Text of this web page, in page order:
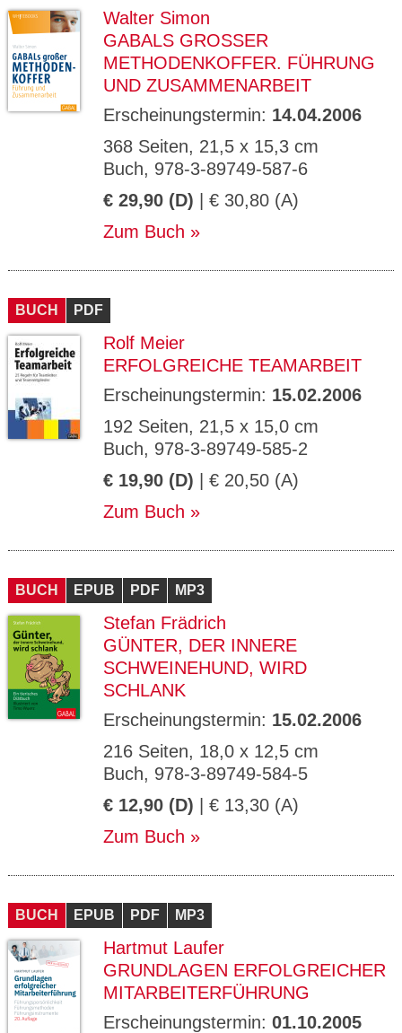
Walter Simon
GABALS GROSSER M
ETHODENKOFFER. FÜHRUNG U
ND ZUSAMMENARBEIT
Erscheinungstermin: 14.04.2006
368 Seiten, 21,5 x 15,3 cm
Buch, 978-3-89749-587-6
€ 29,90 (D) | € 30,80 (A)
Zum Buch
BUCH PDF
Rolf Meier
ERFOLGREICHE TEAMARBEIT
Erscheinungstermin: 15.02.2006
192 Seiten, 21,5 x 15,0 cm
Buch, 978-3-89749-585-2
€ 19,90 (D) | € 20,50 (A)
Zum Buch
BUCH EPUB PDF MP3
Stefan Frädrich
GÜNTER, DER INNERE
SCHWEINEHUND, WIRD
SCHLANK
Erscheinungstermin: 15.02.2006
216 Seiten, 18,0 x 12,5 cm
Buch, 978-3-89749-584-5
€ 12,90 (D) | € 13,30 (A)
Zum Buch
BUCH EPUB PDF MP3
Hartmut Laufer
GRUNDLAGEN ERFOLGREICHER
MITARBEITERFÜHRUNG
Erscheinungstermin: 01.10.2005